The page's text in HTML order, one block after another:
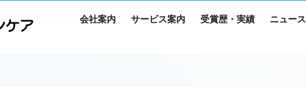
会社案内 サービス案内 受賞歴・実績 ニュース